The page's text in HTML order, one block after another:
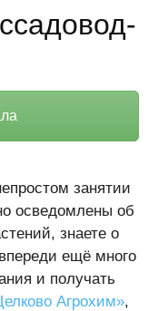
занятии
осведомлены об
знаете о
ещё много
и получать
Агрохим»,